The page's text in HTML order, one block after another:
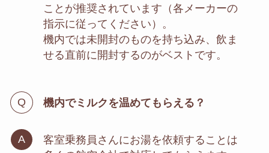
ことが推奨されています（各メーカーの
指示に従ってください）。
機内では未開封のものを持ち込み、飲ま
せる直前に開封するのがベストです。
機内でミルクを温めてもらえる？
客室乗務員さんにお湯を依頼することは